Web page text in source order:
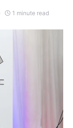
1 minute read